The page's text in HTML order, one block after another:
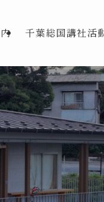
千葉総国講社活